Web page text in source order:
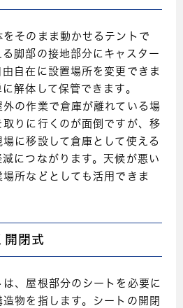
そのまま動かせるテントで
脚部の接地部分にキャスター
自在に設置場所を変更できま
解体して保管できます。
の作業で倉庫が離れている場
りに行くのが面倒ですが、移
に移設して倉庫として使える
につながります。天候が悪い
所などとしても活用できま
開閉式
、屋根部分のシートを必要に
物を指します。シートの開閉